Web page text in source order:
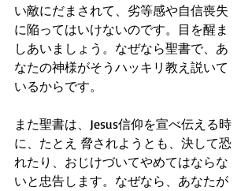
い敵にだまされて、劣等感や自信喪失
に陥ってはいけないのです。目を醒ま
しあいましょう。なぜなら聖書で、あ
なたの神様がそうハッキリ教え説いて
いるからです。
また聖書は、Jesus信仰を宣べ伝える時
に、たとえ 脅されようとも、決して恐
れたり、おじけづいてやめてはならな
いと忠告します。なぜなら、あなたが